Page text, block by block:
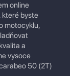
online
které byste
motocyklu,
a
vysoce
50 (2T)